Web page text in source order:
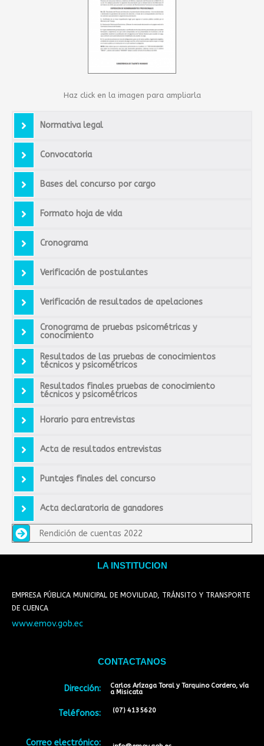
Haz click en la imagen para ampliarla
Normativa legal
Convocatoria
Bases del concurso por cargo
Formato hoja de vida
Cronograma
Verificación de postulantes
Verificación de resultados de apelaciones
Cronograma de pruebas psicométricas y
conocimiento
Resultados de las pruebas de conocimientos
técnicos y psicométricos
Resultados finales pruebas de conocimiento
técnicos y psicométricos
Horario para entrevistas
Acta de resultados entrevistas
Puntajes finales del concurso
Acta declaratoria de ganadores
Rendición de cuentas 2022
LA INSTITUCION
EMPRESA PÚBLICA MUNICIPAL DE MOVILIDAD, TRÁNSITO Y TRANSPORTE
DE CUENCA
www.emov.gob.ec
CONTACTANOS
Dirección:
Teléfonos:
Correo electrónico:
Carlos Arízaga Toral y Tarquino Cordero, vía
a Misicata
(07) 4135620